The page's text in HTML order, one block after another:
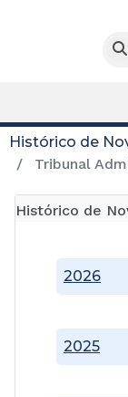
Histórico de
Tribunal
Histórico de
2025
2026